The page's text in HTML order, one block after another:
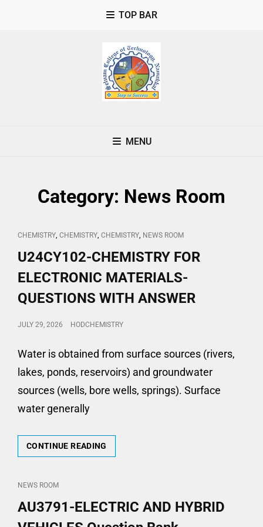
TOP BAR
MENU
Category: News Room
CAT
LINKS
CHEMISTRY, CHEMISTRY, CHEMISTRY, NEWS ROOM
U24CY102-CHEMISTRY FOR
ELECTRONIC MATERIALS-
QUESTIONS WITH ANSWER
POSTED
JULY 29, 2026 HODCHEMISTRY
Water is obtained from surface sources (rivers,
lakes, ponds, reservoirs) and groundwater
sources (wells, bore wells, springs). Surface
water generally
CONTINUE READING
CHEMISTRY
QUESTIONS
WITH
CAT
LINKS
NEWS ROOM
AU3791-ELECTRIC AND HYBRID